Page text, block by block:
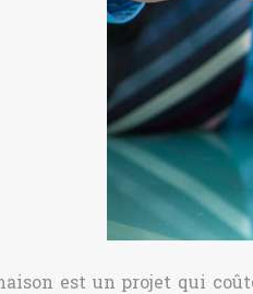
est un projet qui